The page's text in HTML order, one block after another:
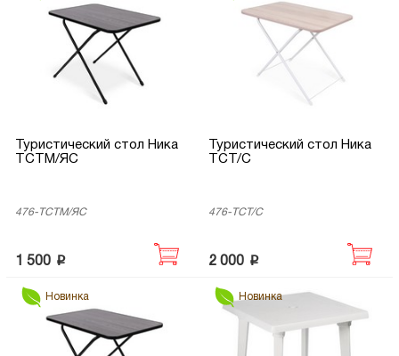
Туристический стол Ника
ТСТМ/ЯС
476-ТСТМ/ЯС
1 500 p
Туристический стол Ника
ТСТ/С
476-ТСТ/С
2 000 p
Новинка Новинка